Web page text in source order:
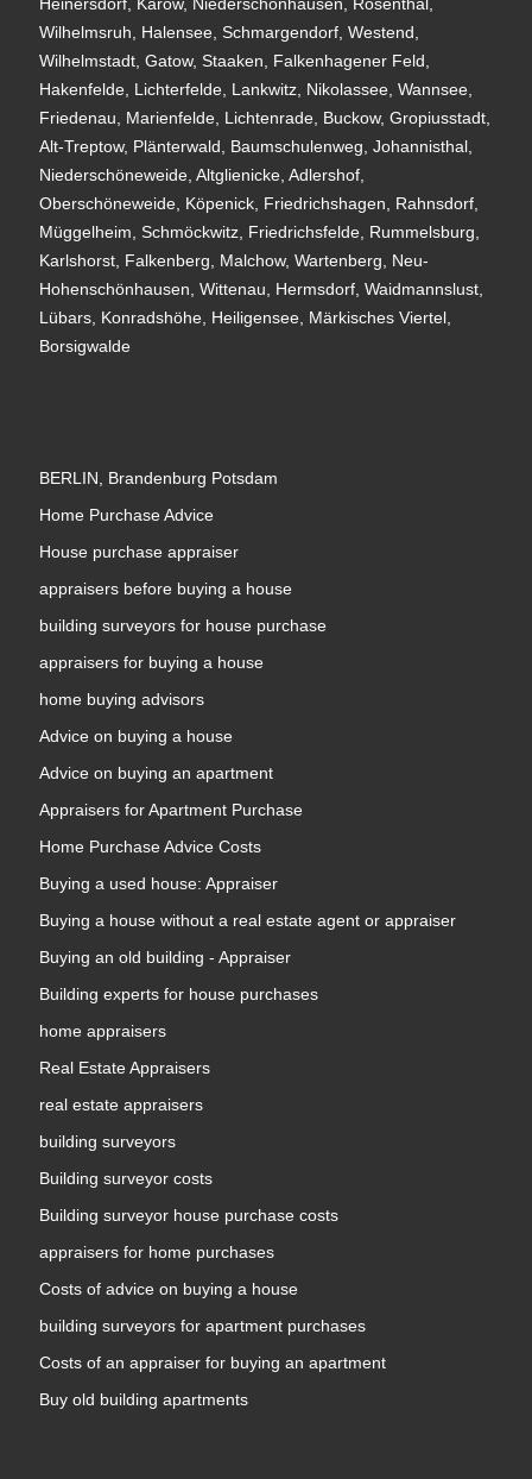
Wilhelmsruh, Halensee, Schmargendorf, Westend,
Wilhelmstadt, Gatow, Staaken, Falkenhagener Feld,
Hakenfelde, Lichterfelde, Lankwitz, Nikolassee, Wannsee,
Friedenau, Marienfelde, Lichtenrade, Buckow, Gropiusstadt,
Alt-Treptow, Plänterwald, Baumschulenweg, Johannisthal,
Niederschöneweide, Altglienicke, Adlershof,
Oberschöneweide, Köpenick, Friedrichshagen, Rahnsdorf,
Müggelheim, Schmöckwitz, Friedrichsfelde, Rummelsburg,
Karlshorst, Falkenberg, Malchow, Wartenberg, Neu-
Hohenschönhausen, Wittenau, Hermsdorf, Waidmannslust,
Lübars, Konradshöhe, Heiligensee, Märkisches Viertel,
Borsigwalde
BERLIN, Brandenburg Potsdam
Home Purchase Advice
House purchase appraiser
appraisers before buying a house
building surveyors for house purchase
appraisers for buying a house
home buying advisors
Advice on buying a house
Advice on buying an apartment
Appraisers for Apartment Purchase
Home Purchase Advice Costs
Buying a used house: Appraiser
Buying a house without a real estate agent or appraiser
Buying an old building - Appraiser
Building experts for house purchases
home appraisers
Real Estate Appraisers
real estate appraisers
building surveyors
Building surveyor costs
Building surveyor house purchase costs
appraisers for home purchases
Costs of advice on buying a house
building surveyors for apartment purchases
Costs of an appraiser for buying an apartment
Buy old building apartments